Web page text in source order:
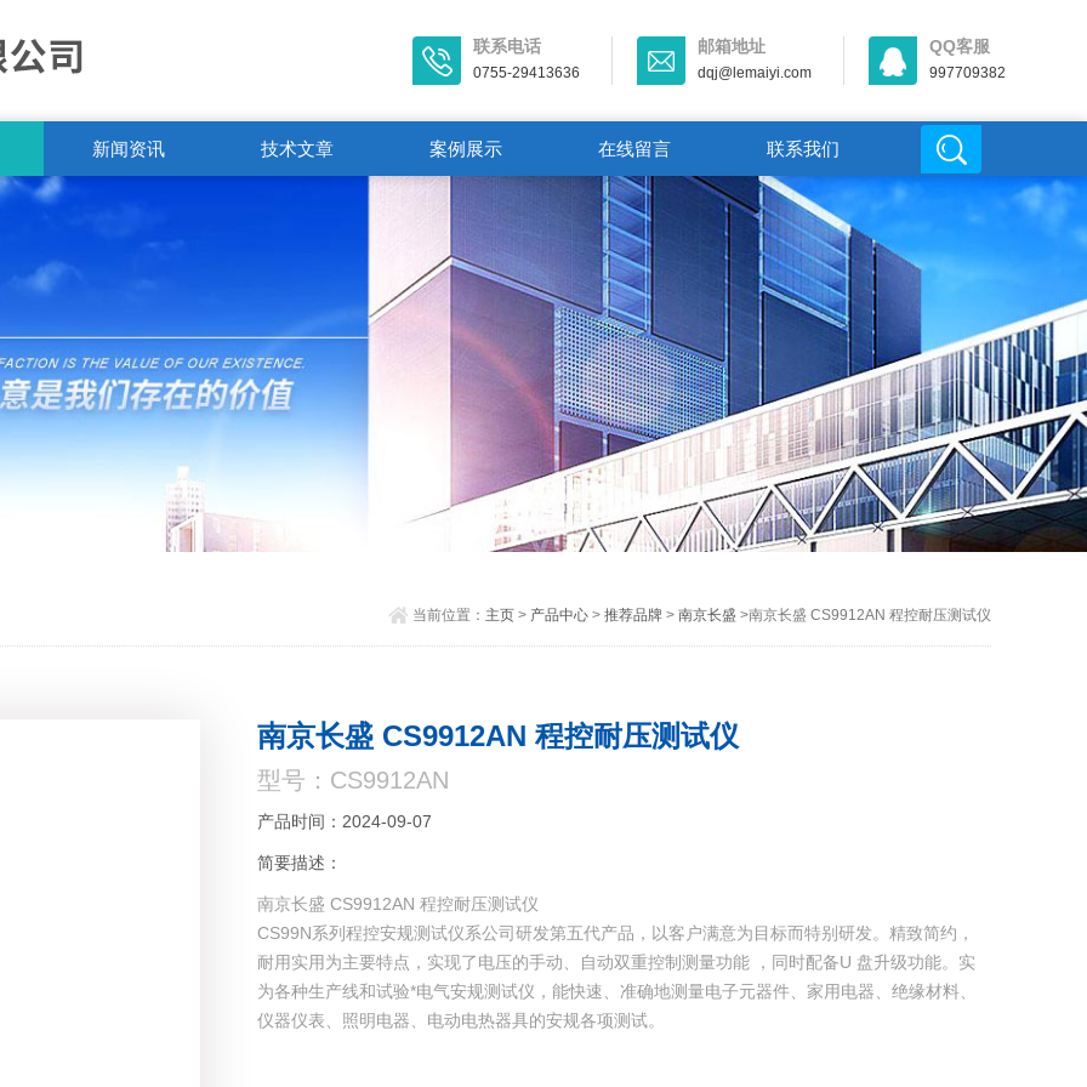
联系电话
0755-29413636
邮箱地址
dqj@lemaiyi.com
QQ客服
997709382
新闻资讯 技术文章 案例展示 在线留言 联系我们
当前位置： 主页> 产品中心> 推荐品牌> 南京长盛 >南京长盛 CS9912AN 程控耐压测试仪
南京长盛 CS9912AN 程控耐压测试仪
型号：CS9912AN
产品时间：2024-09-07
简要描述：
南京长盛 CS9912AN 程控耐压测试仪
CS99N系列程控安规测试仪系公司研发第五代产品，以客户满意为目标而特别研发。精致简约，
耐用实用为主要特点，实现了电压的手动、自动双重控制测量功能 ，同时配备U 盘升级功能。实
为各种生产线和试验*电气安规测试仪，能快速、准确地测量电子元器件、家用电器、绝缘材料、
仪器仪表、照明电器、电动电热器具的安规各项测试。